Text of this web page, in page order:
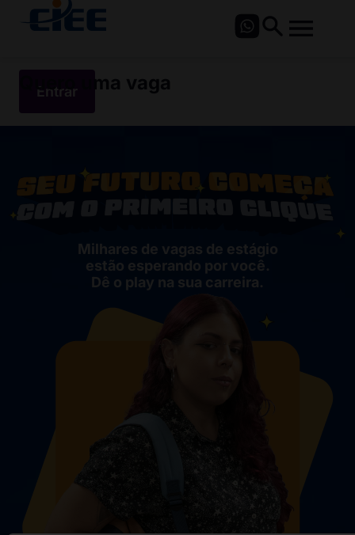
Entrar
Quero uma vaga
Milhares de vagas de estágio
estão esperando por você.
Dê o play na sua carreira.